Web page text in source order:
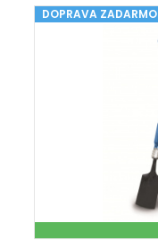
DOPRAVA ZADARMO